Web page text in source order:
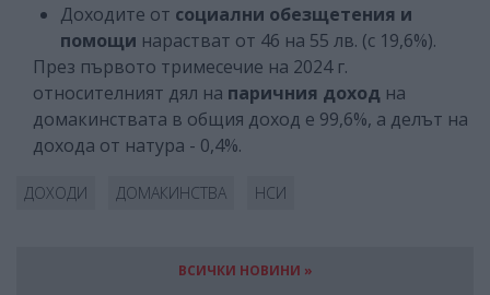
Доходите от социални обезщетения и
помощи нарастват от 46 на 55 лв. (с 19,6%).
През първото тримесечие на 2024 г.
относителният дял на паричния доход на
домакинствата в общия доход е 99,6%, а делът на
дохода от натура - 0,4%.
ДОХОДИ ДОМАКИНСТВА НСИ
ВСИЧКИ НОВИНИ »